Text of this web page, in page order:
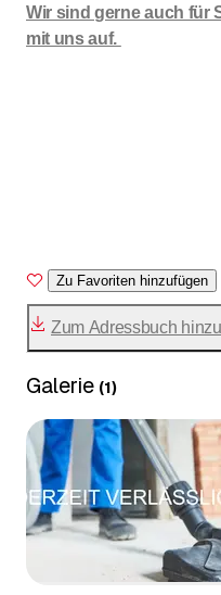
Wir sind gerne auch für
mit uns auf.
Zu Favoriten hinzufügen
Zum Adressbuch
Galerie (1)